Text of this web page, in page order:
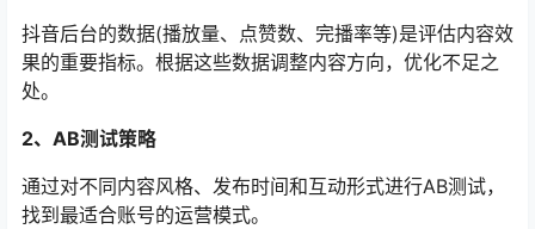
抖音后台的数据(播放量、点赞数、完播率等)是评估内容效
果的重要指标。根据这些数据调整内容方向，优化不足之
处。
2、AB测试策略
通过对不同内容风格、发布时间和互动形式进行AB测试，
找到最适合账号的运营模式。